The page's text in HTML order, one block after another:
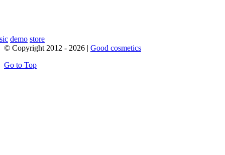
demo store
© Copyright 2012 - 2026 | Good cosmetics
Go to Top